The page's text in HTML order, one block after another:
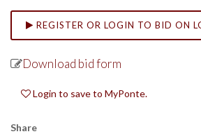
REGISTER OR LOGIN TO BID ON
Download bid form
Login to save to MyPonte.
Share